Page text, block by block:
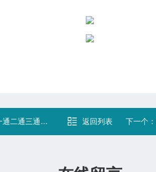
三通铝合金 返回列表 下一个：